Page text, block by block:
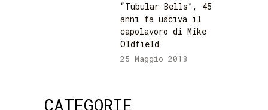
“Tubular Bells”, 45
anni fa usciva il
capolavoro di Mike
Oldfield
25 Maggio 2018
CATEGORIE